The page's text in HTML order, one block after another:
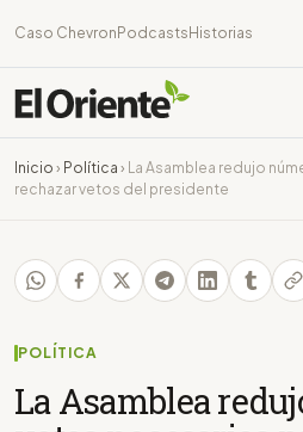
Caso Chevron Podcasts Historias
Inicio › Política ›
La Asamblea redujo
rechazar vetos del presidente
POLÍTICA
La Asamblea